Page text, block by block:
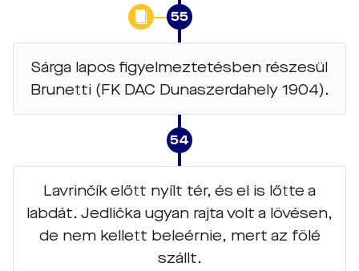
55
Sárga lapos figyelmeztetésben részesül
Brunetti (FK DAC Dunaszerdahely 1904).
54
Lavrinčík előtt nyílt tér, és el is lőtte a
labdát. Jedlička ugyan rajta volt a lövésen,
de nem kellett beleérnie, mert az fölé
szállt.